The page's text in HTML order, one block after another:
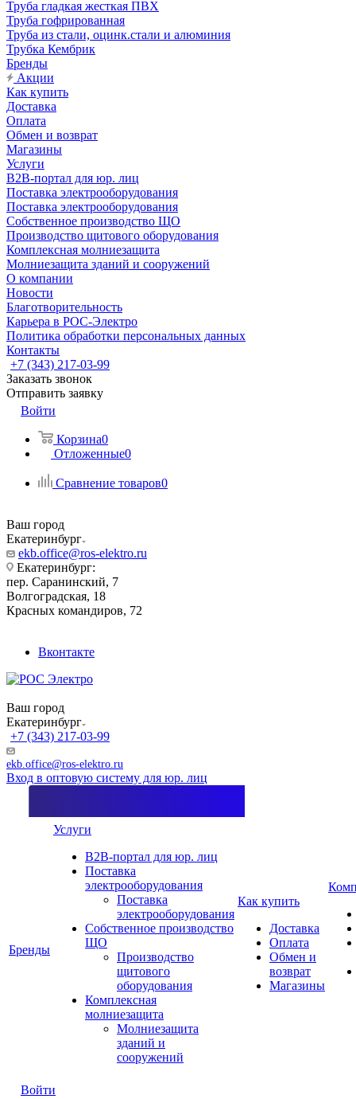
Труба гладкая жесткая ПВХ
Труба гофрированная
Труба из стали, оцинк.стали и алюминия
Трубка Кембрик
Бренды
Акции
Как купить
Доставка
Оплата
Обмен и возврат
Магазины
Услуги
B2B-портал для юр. лиц
Поставка электрооборудования
Поставка электрооборудования
Собственное производство ЩО
Производство щитового оборудования
Комплексная молниезащита
Молниезащита зданий и сооружений
О компании
Новости
Благотворительность
Карьера в РОС-Электро
Политика обработки персональных данных
Контакты
+7 (343) 217-03-99
Заказать звонок
Отправить заявку
Войти
Корзина0
Отложенные0
Сравнение товаров0
Ваш город
Екатеринбург
ekb.office@ros-elektro.ru
Екатеринбург:
пер. Саранинский, 7
Волгоградская, 18
Красных командиров, 72
Вконтакте
Ваш город
Екатеринбург
+7 (343) 217-03-99
ekb.office@ros-elektro.ru
Вход в оптовую систему для юр. лиц
Бренды
Услуги
B2B-портал для юр. лиц
Поставка
электрооборудования
Поставка
электрооборудования
Собственное производство
ЩО
Производство
щитового
оборудования
Комплексная
молниезащита
Молниезащита
зданий и
сооружений
Как купить
Доставка
Оплата
Обмен и
возврат
Магазины
Войти